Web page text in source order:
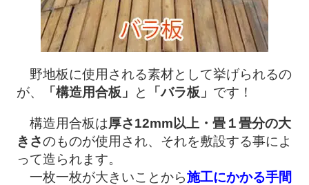
野地板に使用される素材として挙げられるの
が、
「構造用合板」 と 「バラ板」 です！
構造用合板は厚さ12mm以上・畳１畳分の大
きさのものが使用され、それを敷設する事によ
って造られます。
一枚一枚が大きいことから施工にかかる手間